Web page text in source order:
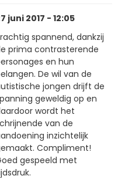
juni 2017 - 12:05
spannend, dankzij
prima contrasterende
en hun
De wil van de
jongen drijft de
geweldig op en
wordt het
van de
inzichtelijk
Compliment!
gespeeld met